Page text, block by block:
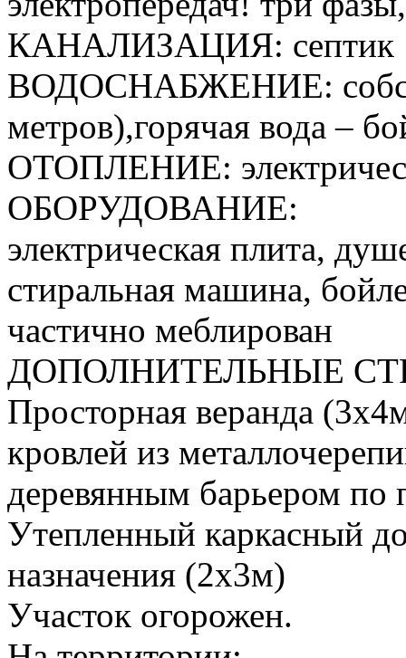
КАНАЛИЗАЦИЯ: септик
ВОДОСНАБЖЕНИЕ:
метров),горячая вода –
ОТОПЛЕНИЕ:
ОБОРУДОВАНИЕ:
электрическая плита,
стиральная машина,
частично меблирован
ДОПОЛНИТЕЛЬНЫЕ
Просторная веранда
кровлей из
деревянным барьером по
Утепленный каркасный
назначения (2х3м)
Участок огорожен.